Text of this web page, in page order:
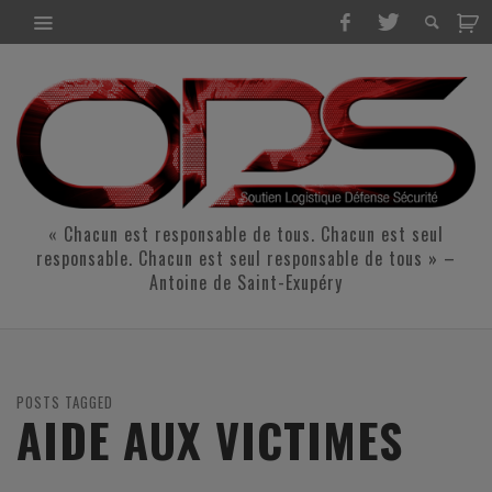
« Chacun est responsable de tous. Chacun est seul
responsable. Chacun est seul responsable de tous » –
Antoine de Saint-Exupéry
POSTS TAGGED
AIDE AUX VICTIMES